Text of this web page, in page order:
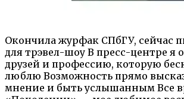
Окончила журфак СПбГУ, сейчас
для трэвел-шоу В пресс-центре я
друзей и профессию, которую
люблю Возможность прямо
мнение и быть услышанным Все